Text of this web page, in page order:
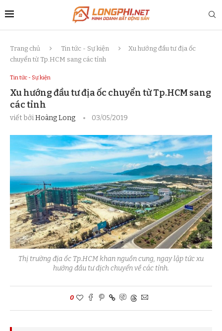
Trang chủ Tin tức - Sự kiện
Xu hướng đầu tư địa ốc
chuyển từ Tp.HCM sang các tỉnh
Tin tức - Sự kiện
Xu hướng đầu tư địa ốc chuyển từ Tp.HCM sang
các tỉnh
viết bởiHoàng Long 03/05/2019
Thị trường địa ốc Tp.HCM khan nguồn cung, ngay lập tức xu
hướng đầu tư dịch chuyển về các tỉnh.
0